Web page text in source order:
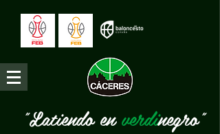
"Latiendo enverdinegro"